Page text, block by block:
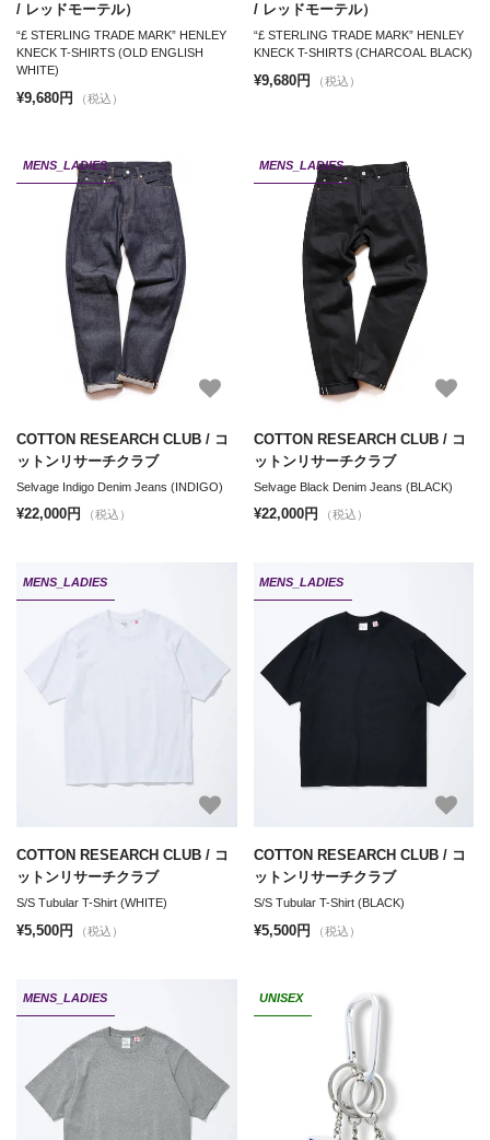
/ レッドモーテル）
“£ STERLING TRADE MARK” HENLEY
KNECK T-SHIRTS (OLD ENGLISH
WHITE)
¥9,680円 （税込）
/ レッドモーテル）
“£ STERLING TRADE MARK” HENLEY
KNECK T-SHIRTS (CHARCOAL BLACK)
¥9,680円 （税込）
MENS_LADIES
COTTON RESEARCH CLUB / コ
ットンリサーチクラブ
Selvage Indigo Denim Jeans (INDIGO)
¥22,000円 （税込）
MENS_LADIES
COTTON RESEARCH CLUB / コ
ットンリサーチクラブ
Selvage Black Denim Jeans (BLACK)
¥22,000円 （税込）
MENS_LADIES
COTTON RESEARCH CLUB / コ
ットンリサーチクラブ
S/S Tubular T-Shirt (WHITE)
¥5,500円 （税込）
MENS_LADIES
COTTON RESEARCH CLUB / コ
ットンリサーチクラブ
S/S Tubular T-Shirt (BLACK)
¥5,500円 （税込）
MENS_LADIES UNISEX